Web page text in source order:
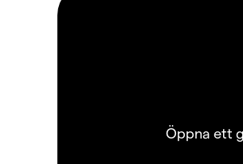
Öppna ett